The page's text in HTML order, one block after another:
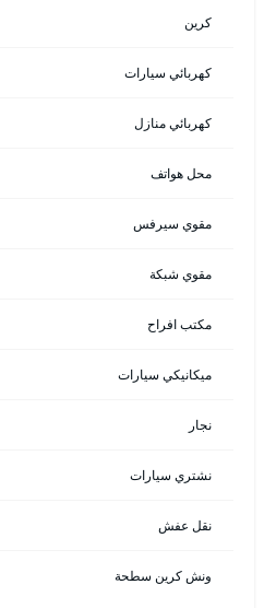
كرين
كهربائي سيارات
كهربائي منازل
محل هواتف
مقوي سيرفس
مقوي شبكة
مكتب افراح
ميكانيكي سيارات
نجار
نشتري سيارات
نقل عفش
ونش كرين سطحة